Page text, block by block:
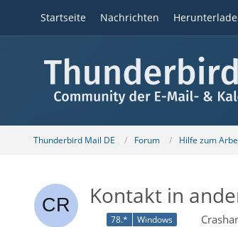
Startseite Nachrichten
Thunderbird Mail DE Forum Hilfe zum
Kontakt in
78.* Windows